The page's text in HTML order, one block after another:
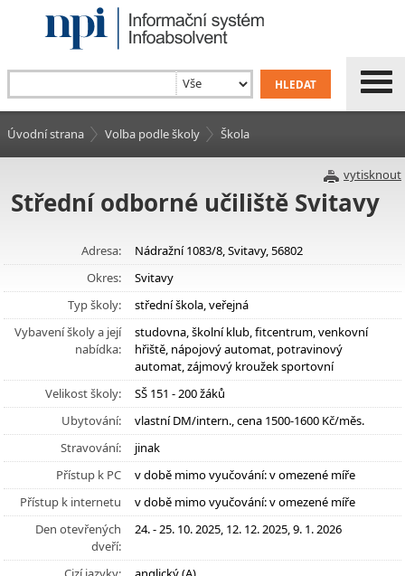
Úvodní strana Volba podle školy Škola
vytisknout
Střední odborné učiliště Svitavy
Adresa:
Nádražní 1083/8, Svitavy, 56802
Okres:
Svitavy
Typ školy:
střední škola, veřejná
Vybavení školy a její
nabídka:
studovna, školní klub, fitcentrum, venkovní
hřiště, nápojový automat, potravinový
automat, zájmový kroužek sportovní
Velikost školy:
SŠ 151 - 200 žáků
Ubytování:
vlastní DM/intern., cena 1500-1600 Kč/měs.
Stravování:
jinak
Přístup k PC
v době mimo vyučování: v omezené míře
Přístup k internetu
v době mimo vyučování: v omezené míře
Den otevřených
dveří:
24. - 25. 10. 2025, 12. 12. 2025, 9. 1. 2026